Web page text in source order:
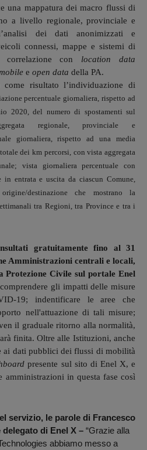
una mappatura dei macro flussi di
a livello regionale, provinciale e
dei dati anonimizzati e
connessi, mappe e sistemi di
correlazione con location data
mobile e open data della PA.
come risultato l’individuazione di
percentuale giornaliera, rispetto ad
2020, del numero di spostamenti sul
regionale, provinciale e
giornaliera, rispetto ad una media
dei km percorsi, con vista aggregata
vista giornaliera percentuale con
in entrata e uscita da ciascun Comune,
destinazione che mostrano la
tra Regioni, tra Province e tra i
gratuitamente fino al 31
Amministrazioni centrali e locali,
Protezione Civile sul portale Enel
gli impatti delle misure
19; indentificare le aree che
nell'attuazione di tali misure;
il graduale ritorno alla normalità,
finita. Oltre alle Istituzioni, anche
ai dati pubblici dei flussi di mobilità
presente sul sito di Enel X, e
in questa fase così
servizio, le parole di Francesco
di Enel X – “Grazie alla
abbiamo messo a